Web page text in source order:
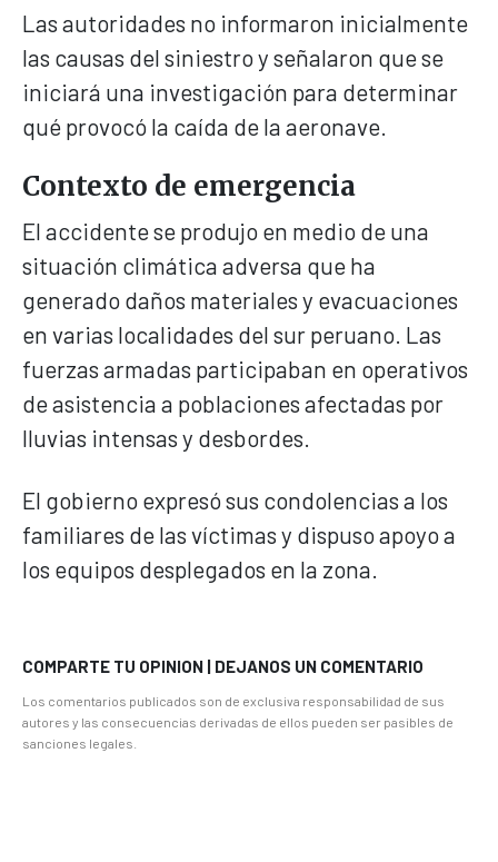
Las autoridades no informaron inicialmente
las causas del siniestro y señalaron que se
iniciará una investigación para determinar
qué provocó la caída de la aeronave.
Contexto de emergencia
El accidente se produjo en medio de una
situación climática adversa que ha
generado daños materiales y evacuaciones
en varias localidades del sur peruano. Las
fuerzas armadas participaban en operativos
de asistencia a poblaciones afectadas por
lluvias intensas y desbordes.
El gobierno expresó sus condolencias a los
familiares de las víctimas y dispuso apoyo a
los equipos desplegados en la zona.
COMPARTE TU OPINION | DEJANOS UN COMENTARIO
Los comentarios publicados son de exclusiva responsabilidad de sus
autores y las consecuencias derivadas de ellos pueden ser pasibles de
sanciones legales.